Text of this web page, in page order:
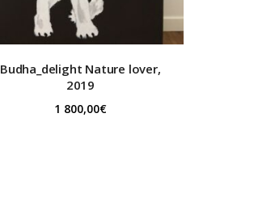
Budha_delight Nature lover,
2019
1 800,00€